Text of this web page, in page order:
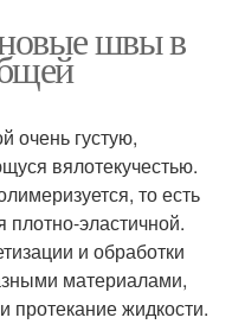
швы в
очень густую,
вялотекучестью.
то есть
плотно-эластичной.
и обработки
материалами,
протекание жидкости.